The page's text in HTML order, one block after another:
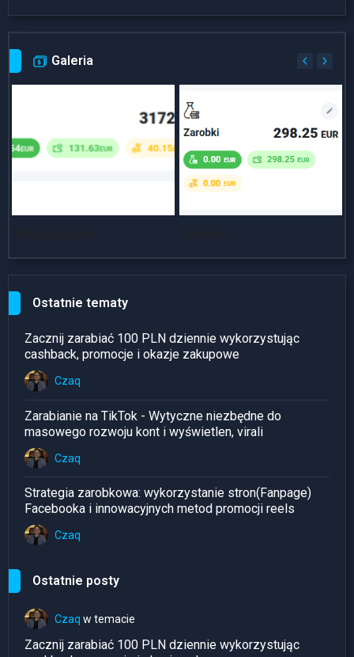
Galeria
Ostatnie tematy
Zacznij zarabiać 100 PLN dziennie wykorzystując
cashback, promocje i okazje zakupowe
Czaq
Zarabianie na TikTok - Wytyczne niezbędne do
masowego rozwoju kont i wyświetlen, virali
Czaq
Strategia zarobkowa: wykorzystanie stron(Fanpage)
Facebooka i innowacyjnych metod promocji reels
Czaq
Ostatnie posty
Czaq w temacie
Zacznij zarabiać 100 PLN dziennie wykorzystując